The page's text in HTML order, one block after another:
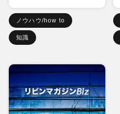
ノウハウ/how to
知識